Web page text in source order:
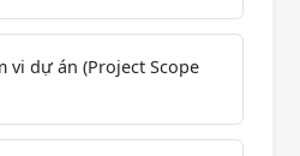
vi dự án (Project Scope